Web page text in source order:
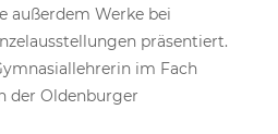
außerdem Werke bei
präsentiert.
im Fach
der Oldenburger